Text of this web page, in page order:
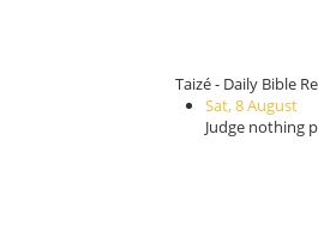
Taizé - Daily Bible
Sat, 8 August
Judge nothing